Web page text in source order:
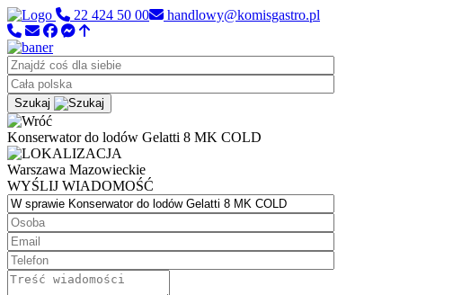
22 424 50 00 handlowy@komisgastro.pl
Szukaj
Konserwator do lodów Gelatti 8 MK COLD
Warszawa Mazowieckie
WYŚLIJ WIADOMOŚĆ